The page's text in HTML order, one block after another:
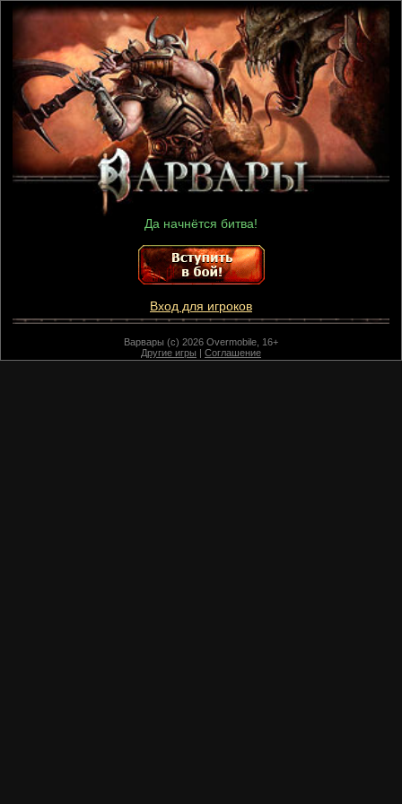
Да начнётся битва!
Вход для игроков
Варвары (c) 2026 Overmobile, 16+
Другие игры | Соглашение